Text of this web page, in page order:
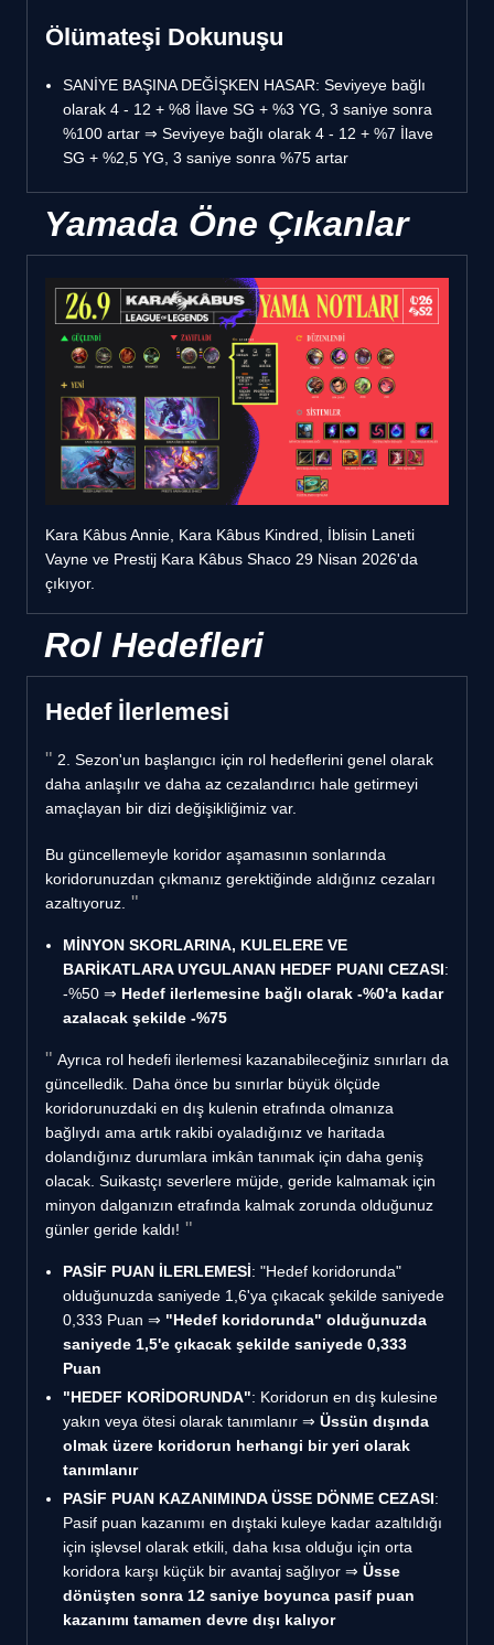
Ölümateşi Dokunuşu
SANİYE BAŞINA DEĞİŞKEN HASAR: Seviyeye bağlı
olarak 4 - 12 + %8 İlave SG + %3 YG, 3 saniye sonra
%100 artar ⇒ Seviyeye bağlı olarak 4 - 12 + %7 İlave
SG + %2,5 YG, 3 saniye sonra %75 artar
Yamada Öne Çıkanlar
Kara Kâbus Annie, Kara Kâbus Kindred, İblisin Laneti
Vayne ve Prestij Kara Kâbus Shaco 29 Nisan 2026'da
çıkıyor.
Rol Hedefleri
Hedef İlerlemesi
2. Sezon'un başlangıcı için rol hedeflerini genel olarak
daha anlaşılır ve daha az cezalandırıcı hale getirmeyi
amaçlayan bir dizi değişikliğimiz var.
Bu güncellemeyle koridor aşamasının sonlarında
koridorunuzdan çıkmanız gerektiğinde aldığınız cezaları
azaltıyoruz.
MİNYON SKORLARINA, KULELERE VE
BARİKATLARA UYGULANAN HEDEF PUANI CEZASI:
-%50 ⇒ Hedef ilerlemesine bağlı olarak -%0'a kadar
azalacak şekilde -%75
Ayrıca rol hedefi ilerlemesi kazanabileceğiniz sınırları da
güncelledik. Daha önce bu sınırlar büyük ölçüde
koridorunuzdaki en dış kulenin etrafında olmanıza
bağlıydı ama artık rakibi oyaladığınız ve haritada
dolandığınız durumlara imkân tanımak için daha geniş
olacak. Suikastçı severlere müjde, geride kalmamak için
minyon dalganızın etrafında kalmak zorunda olduğunuz
günler geride kaldı!
PASİF PUAN İLERLEMESİ: "Hedef koridorunda"
olduğunuzda saniyede 1,6'ya çıkacak şekilde saniyede
0,333 Puan ⇒ "Hedef koridorunda" olduğunuzda
saniyede 1,5'e çıkacak şekilde saniyede 0,333
Puan
"HEDEF KORİDORUNDA": Koridorun en dış kulesine
yakın veya ötesi olarak tanımlanır ⇒ Üssün dışında
olmak üzere koridorun herhangi bir yeri olarak
tanımlanır
PASİF PUAN KAZANIMINDA ÜSSE DÖNME CEZASI:
Pasif puan kazanımı en dıştaki kuleye kadar azaltıldığı
için işlevsel olarak etkili, daha kısa olduğu için orta
koridora karşı küçük bir avantaj sağlıyor ⇒ Üsse
dönüşten sonra 12 saniye boyunca pasif puan
kazanımı tamamen devre dışı kalıyor